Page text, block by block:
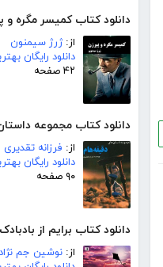
دانلود کتاب کمیسر مگره و
از:ژرژ سیمنون
دانلود رایگان
۴۲ صفحه
دانلود کتاب مجموعه
از: فرزانه تقدیری
دانلود رایگان
۹۰ صفحه
دانلود کتاب برایم از
از: نوشین جم